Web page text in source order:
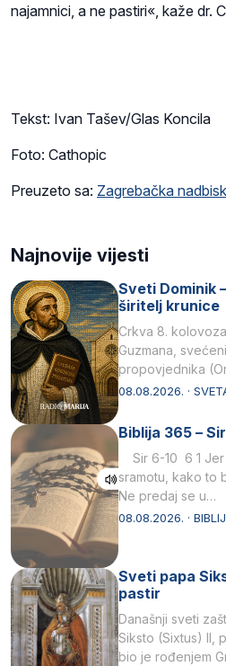
najamnici, a ne pastiri«, kaže dr.
Tekst: Ivan Tašev/Glas Koncila
Foto: Cathopic
Preuzeto sa: Zagrebačka
Najnovije vijesti
Sveti Dominik
širitelj krunice
Crkva 8.
Guzmana,
propovjednika
Svojim životom,
08.08.2026. ·
Biblija 365 –
Sir 6-10 6 1 Jer
sramotu, kako to
Ne predaj se u…
08.08.2026. ·
Sveti papa
pastir
Današnji sveti
Siksto (Sixtus) II,
bio je rođenjem